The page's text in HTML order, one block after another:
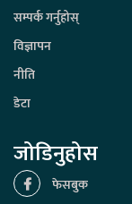
सम्पर्क गर्नुहोस्
विज्ञापन
नीति
डेटा
जोडिनुहोस
फेसबुक